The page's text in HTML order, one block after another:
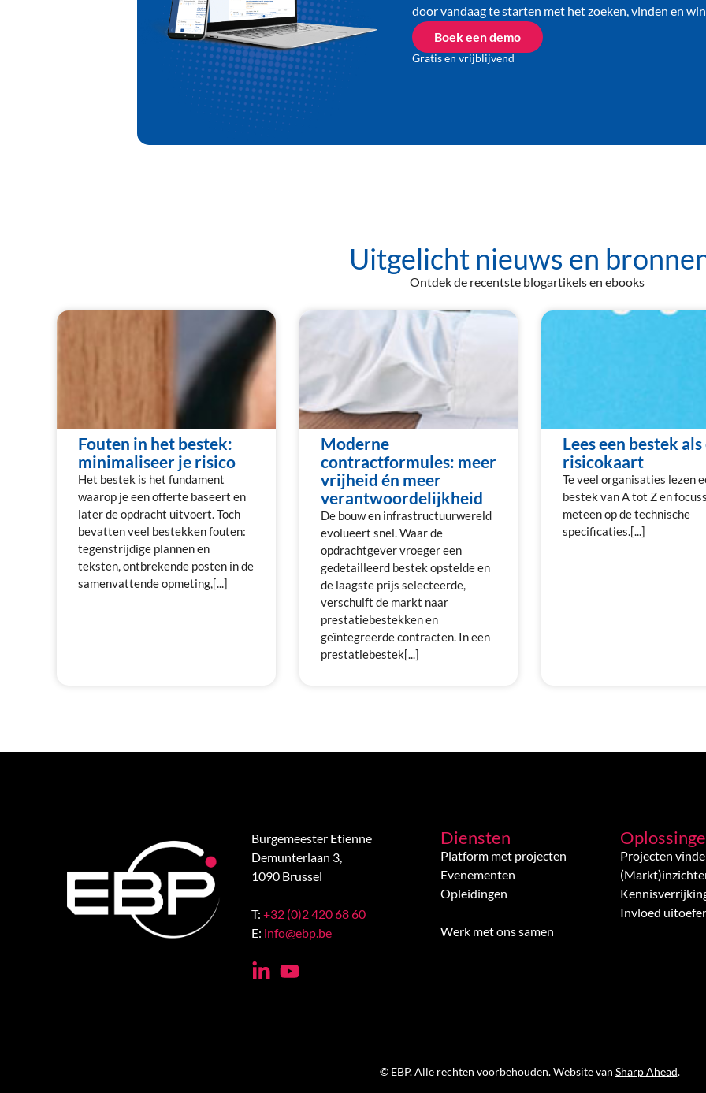
door vandaag te starten met het zoeken, vinden en
Boek een demo
Gratis en vrijblijvend
Uitgelicht nieuws en
Ontdek de recentste blogartikels en ebooks
Fouten in het bestek:
minimaliseer je risico
Het bestek is het fundament
waarop je een offerte baseert en
later de opdracht uitvoert. Toch
bevatten veel bestekken fouten:
tegenstrijdige plannen en
teksten, ontbrekende posten in de
samenvattende opmeting,[...]
Moderne
contractformules: meer
vrijheid én meer
verantwoordelijkheid
De bouw en infrastructuurwereld
evolueert snel. Waar de
opdrachtgever vroeger een
gedetailleerd bestek opstelde en
de laagste prijs selecteerde,
verschuift de markt naar
prestatiebestekken en
geïntegreerde contracten. In een
prestatiebestek[...]
Lees een bestek als
risicokaart
Te veel organisaties lezen
bestek van A tot Z en
meteen op de technische
specificaties.[...]
Burgemeester Etienne
Demunterlaan 3,
1090 Brussel
T: +32 (0)2 420 68 60
E: info@ebp.be
Diensten
Platform met projecten
Evenementen
Opleidingen
Werk met ons samen
Projecten
Invloed
© EBP. Alle rechten voorbehouden. Website van Sharp Ahead.